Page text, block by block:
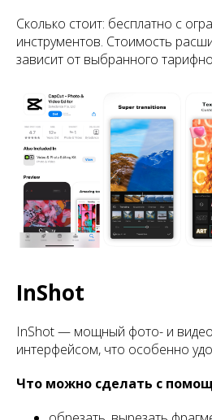
Сколько стоит: бесплатно с
инструментов. Стоимость
зависит от выбранного
InShot
InShot — мощный фото- и
интерфейсом, что особенно
Что можно сделать с